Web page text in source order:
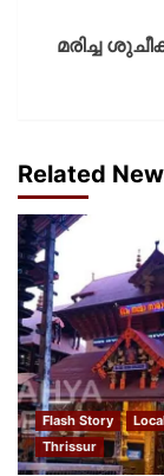
മരിച്ച
Related
Flash Story
Thrissur